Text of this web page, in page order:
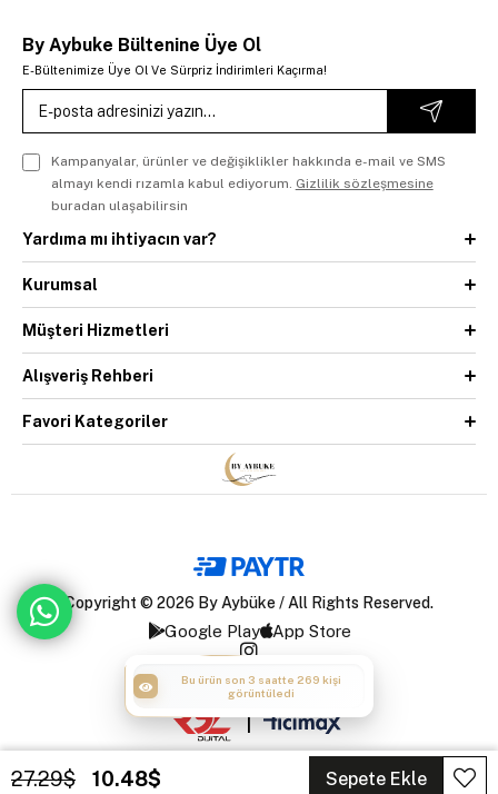
By Aybuke Bültenine Üye Ol
E-Bültenimize Üye Ol Ve Sürpriz İndirimleri Kaçırma!
Kampanyalar, ürünler ve değişiklikler hakkında e-mail ve SMS
almayı kendi rızamla kabul ediyorum. Gizlilik sözleşmesine
buradan ulaşabilirsin
Yardıma mı ihtiyacın var?
Kurumsal
Müşteri Hizmetleri
Alışveriş Rehberi
Favori Kategoriler
Copyright © 2026 By Aybüke / All Rights Reserved.
Google Play App Store
|
görüntüledi
Bu ürün son 3 saatte 25 kişi sepete
ekledi
27.29$ 10.48$